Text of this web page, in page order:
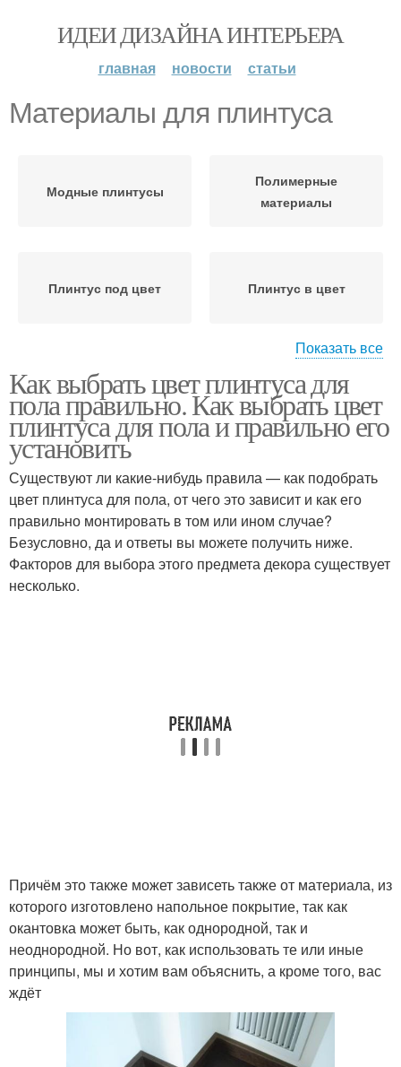
ИДЕИ ДИЗАЙНА ИНТЕРЬЕРА
главная новости статьи
Материалы для плинтуса
Модные плинтусы
Полимерные
материалы
Плинтус под цвет Плинтус в цвет
Плинтусы в цвет Плинтус к ламинату
Плинтус в моде Потолочный плинтус
Плинтус в дизайне
Показать все
Как выбрать цвет плинтуса для
пола правильно. Как выбрать цвет
плинтуса для пола и правильно его
установить
Существуют ли какие-нибудь правила — как подобрать
цвет плинтуса для пола, от чего это зависит и как его
правильно монтировать в том или ином случае?
Безусловно, да и ответы вы можете получить ниже.
Факторов для выбора этого предмета декора существует
несколько.
Причём это также может зависеть также от материала, из
которого изготовлено напольное покрытие, так как
окантовка может быть, как однородной, так и
неоднородной. Но вот, как использовать те или иные
принципы, мы и хотим вам объяснить, а кроме того, вас
ждёт